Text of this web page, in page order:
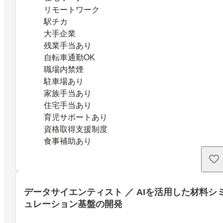
リモートワーク
駅チカ
大手企業
残業手当あり
自転車通勤OK
職場内禁煙
駐車場あり
家族手当あり
住宅手当あり
育児サポートあり
資格取得支援制度
食事補助あり
データサイエンティスト ／ AIを活用した材料シ
ュレーション基盤の開発